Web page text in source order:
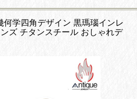
学四角デザイン 黒瑪瑙インレ
ズ チタンスチール おしゃれデ